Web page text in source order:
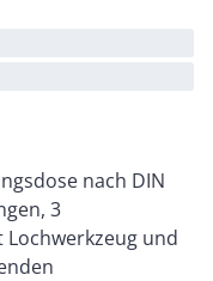
nach DIN
3
und